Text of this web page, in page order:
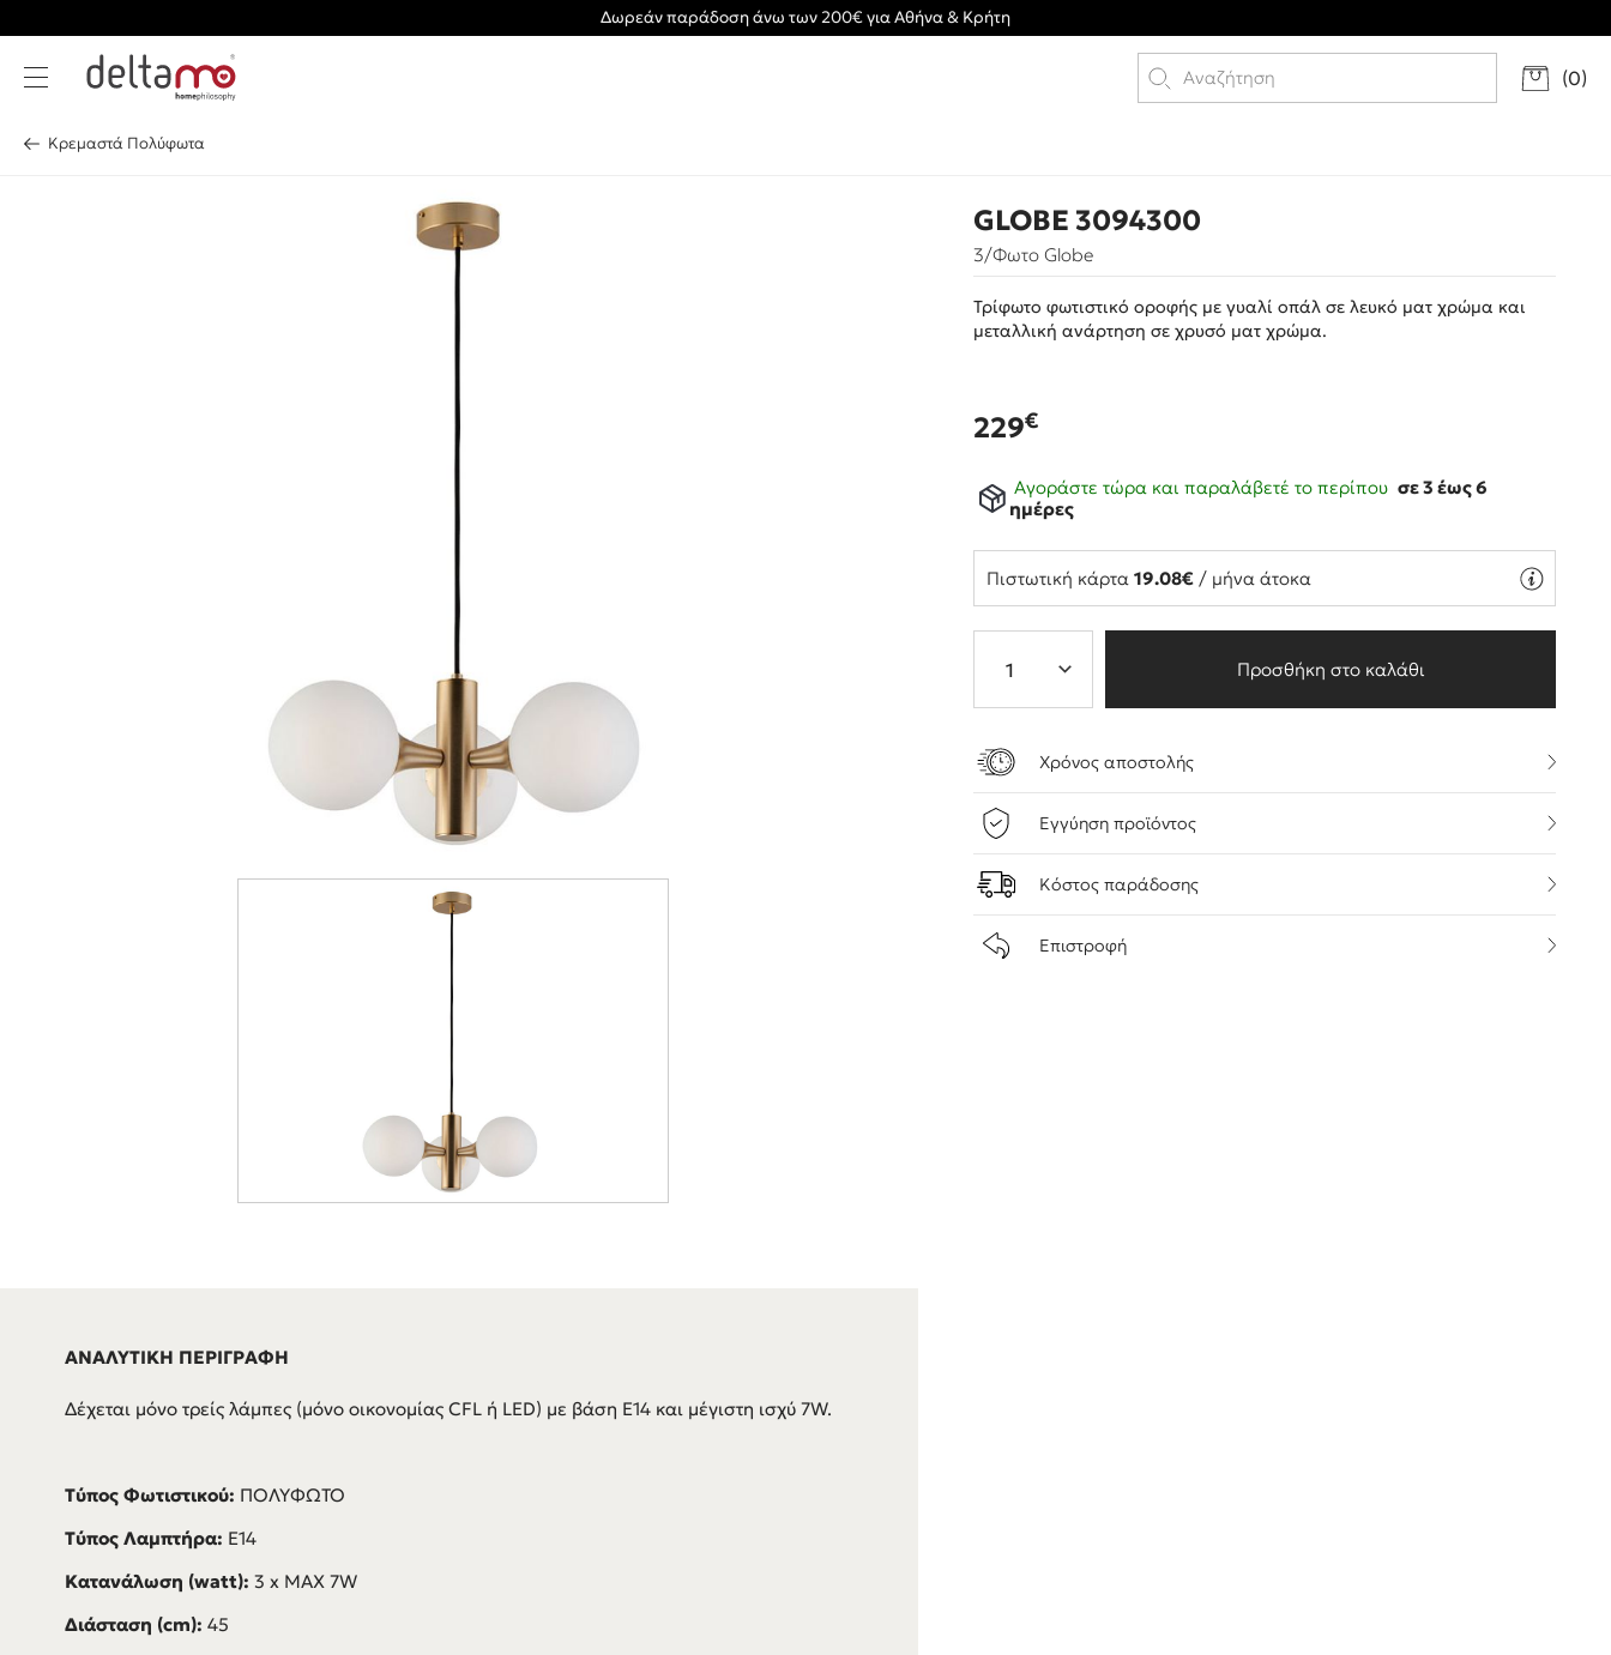
Δωρεάν παράδοση άνω των 200€ για Αθήνα & Κρήτη
(0)
Κρεμαστά Πολύφωτα
ΑΝΑΛΥΤΙΚΗ ΠΕΡΙΓΡΑΦΗ
Δέχεται μόνο τρείς λάμπες (μόνο οικονομίας CFL ή LED) με βάση E14 και μέγιστη ισχύ 7W.
Τύπος Φωτιστικού: ΠΟΛΥΦΩΤΟ
Τύπος Λαμπτήρα: E14
Κατανάλωση (watt): 3 x MAX 7W
Διάσταση (cm): 45
GLOBE 3094300
3/Φωτο Glοbe
Τρίφωτο φωτιστικό οροφής με γυαλί οπάλ σε λευκό ματ χρώμα και
μεταλλική ανάρτηση σε χρυσό ματ χρώμα.
229€
Αγοράστε τώρα και παραλάβετέ το περίπου σε 3 έως 6
ημέρες
Πιστωτική κάρτα19.08€ / μήνα άτοκα
Προσθήκη στο καλάθι
Χρόνος αποστολής
Εγγύηση προϊόντος
Κόστος παράδοσης
Επιστροφή